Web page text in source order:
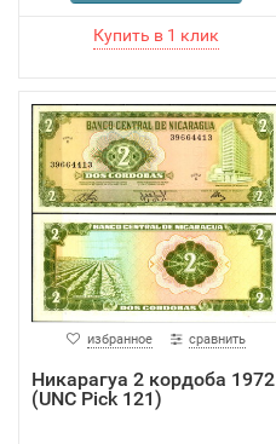
избранное сравнить
Никарагуа 2 кордоба 1972
(UNC Pick 121)